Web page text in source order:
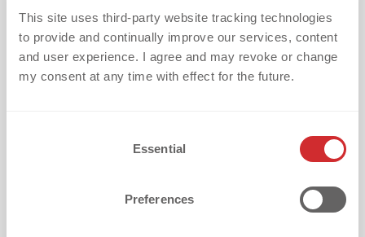
This site uses third-party website tracking technologies
to provide and continually improve our services, content
and user experience. I agree and may revoke or change
my consent at any time with effect for the future.
Essential
Preferences
Fußballtrikots.
Die Sterne befinden sich meist oberhalb des
Clublogos und müssen:
exakt positioniert,